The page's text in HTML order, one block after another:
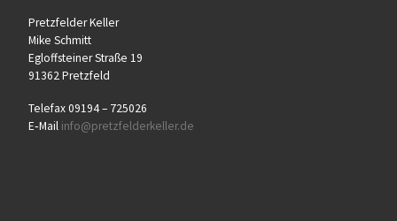
Pretz­fel­der Keller
Mike Schmitt
Egloff­stei­ner Stra­ße 19
91362 Pretzfeld
Tele­fax 09194 – 725026
E‑Mail info@​pretzfelderkeller.​de